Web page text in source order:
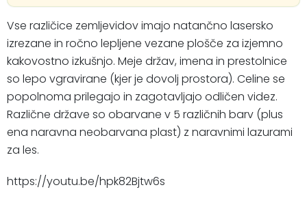
Vse različice zemljevidov imajo natančno lasersko
izrezane in ročno lepljene vezane plošče za izjemno
kakovostno izkušnjo. Meje držav, imena in prestolnice
so lepo vgravirane (kjer je dovolj prostora). Celine se
popolnoma prilegajo in zagotavljajo odličen videz.
Različne države so obarvane v 5 različnih barv (plus
ena naravna neobarvana plast) z naravnimi lazurami
za les.
https://youtu.be/hpk82Bjtw6s